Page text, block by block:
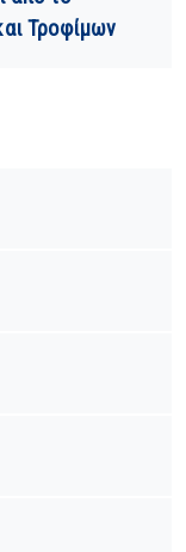
Τροφίμων